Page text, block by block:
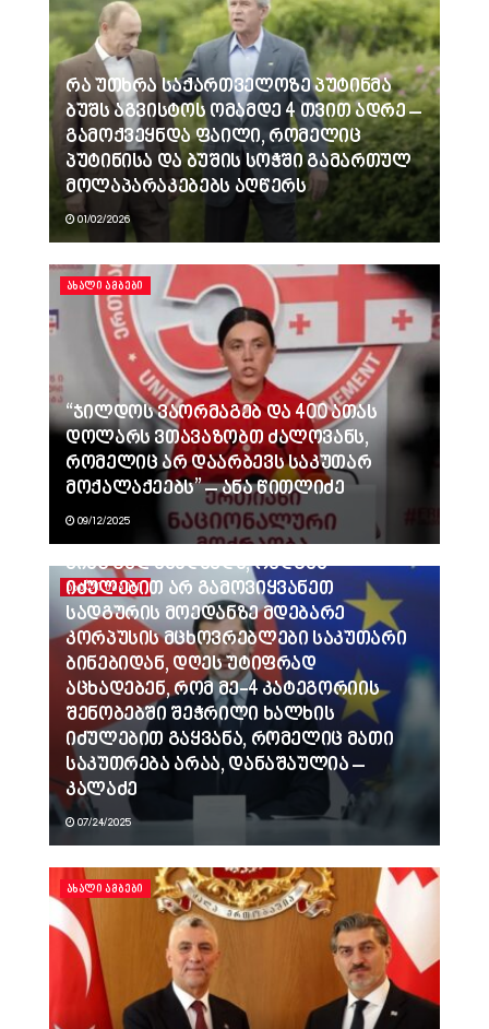
რა უთხრა საქართველოზე პუტინმა
ბუშს აგვისტოს ომამდე 4 თვით ადრე –
გამოქვეყნდა ფაილი, რომელიც
პუტინისა და ბუშის სოჭში გამართულ
მოლაპარაკებებს აღწერს
01/02/2026
ᲐᲮᲐᲚᲘ ᲐᲛᲑᲔᲑᲘ
“ჯილდოს ვაორმაგებ და 400 ათას
დოლარს ვთავაზობთ ძალოვანს,
რომელიც არ დაარბევს საკუთარ
მოქალაქეებს” – ანა წითლიძე
09/12/2025
ᲐᲮᲐᲚᲘ ᲐᲛᲑᲔᲑᲘ
ვინც გვლანძღავდა, რადგან
იძულებით არ გამოვიყვანეთ
სადგურის მოედანზე მდებარე
კორპუსის მცხოვრებლები საკუთარი
ბინებიდან, დღეს უტიფრად
აცხადებენ, რომ მე-4 კატეგორიის
შენობებში შეჭრილი ხალხის
იძულებით გაყვანა, რომელიც მათი
საკუთრება არაა, დანაშაულია –
კალაძე
07/24/2025
ᲐᲮᲐᲚᲘ ᲐᲛᲑᲔᲑᲘ